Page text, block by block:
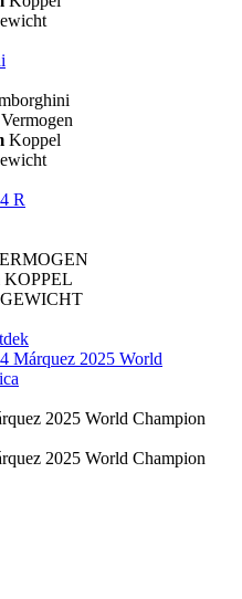
Vermogen
Koppel
R
KOPPEL
GEWICHT
Márquez 2025 World
2025 World Champion
2025 World Champion